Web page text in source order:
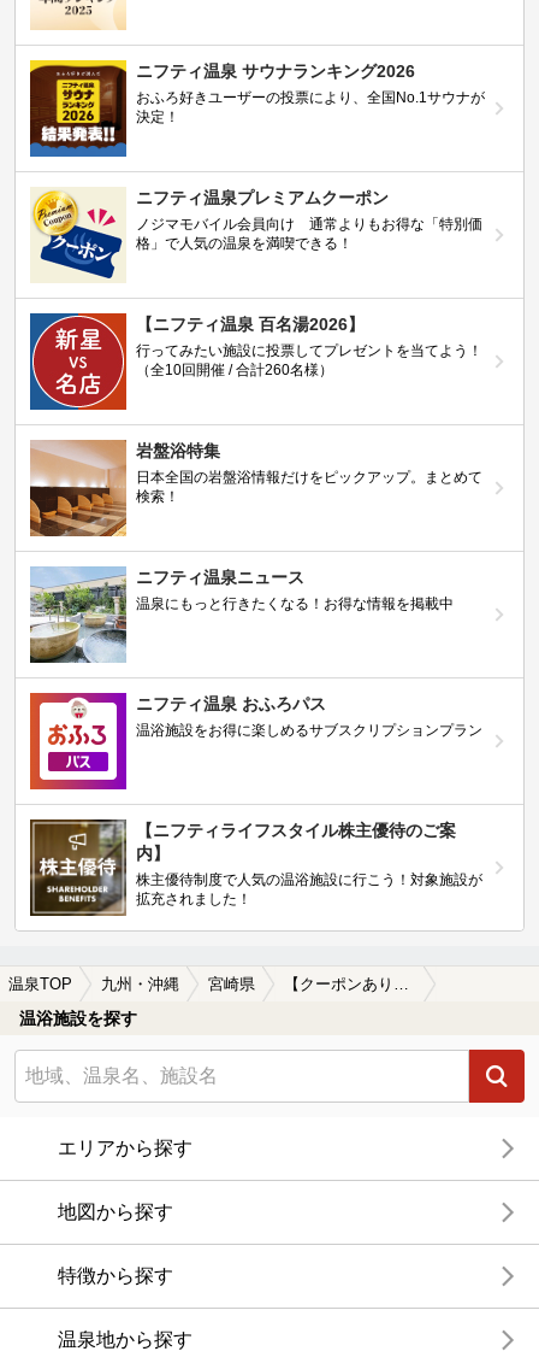
ニフティ温泉 サウナランキング2026
おふろ好きユーザーの投票により、全国No.1サウナが
決定！
ニフティ温泉プレミアムクーポン
ノジマモバイル会員向け 通常よりもお得な「特別価
格」で人気の温泉を満喫できる！
【ニフティ温泉 百名湯2026】
行ってみたい施設に投票してプレゼントを当てよう！
（全10回開催 / 合計260名様）
岩盤浴特集
日本全国の岩盤浴情報だけをピックアップ。まとめて
検索！
ニフティ温泉ニュース
温泉にもっと行きたくなる！お得な情報を掲載中
ニフティ温泉 おふろパス
温浴施設をお得に楽しめるサブスクリプションプラン
【ニフティライフスタイル株主優待のご案
内】
株主優待制度で人気の温浴施設に行こう！対象施設が
拡充されました！
温泉TOP 九州・沖縄 宮崎県 【クーポンあり】日南線周辺の温泉、日帰り温泉、スーパー銭湯を探す
温浴施設を探す
エリアから探す
地図から探す
特徴から探す
温泉地から探す